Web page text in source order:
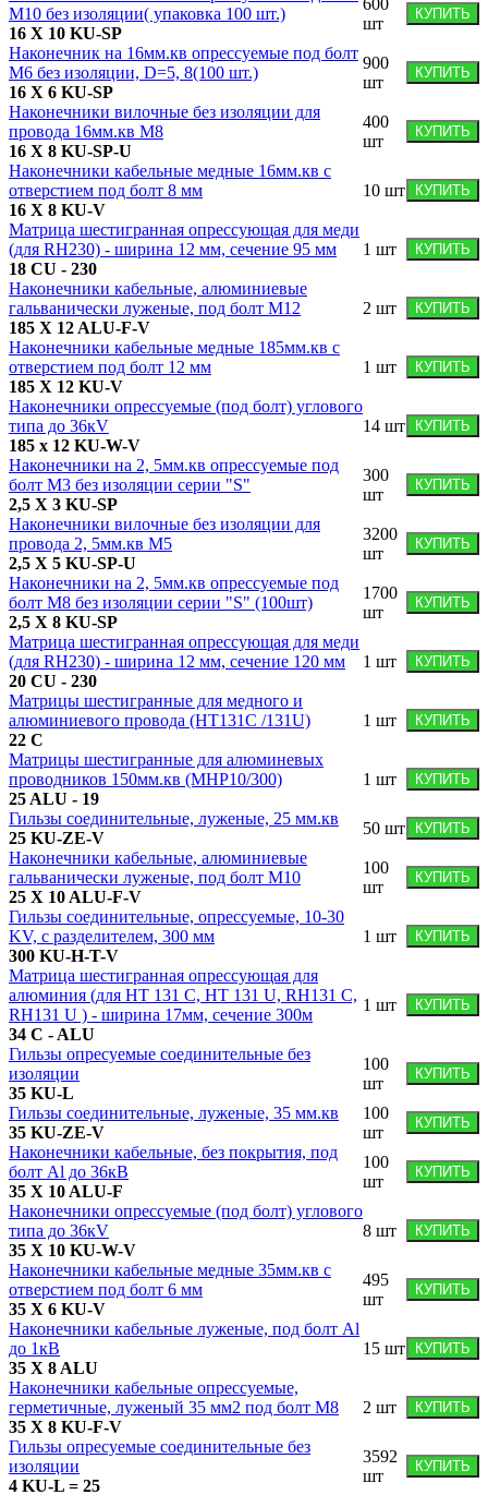
M10 без изоляции( упаковка 100 шт.)
16 X 10 KU-SP
600
шт
КУПИТЬ
Наконечник на 16мм.кв опрессуемые под болт
M6 без изоляции, D=5, 8(100 шт.)
16 X 6 KU-SP
900
шт
КУПИТЬ
Наконечники вилочные без изоляции для
провода 16мм.кв М8
16 X 8 KU-SP-U
400
шт
КУПИТЬ
Наконечники кабельные медные 16мм.кв с
отверстием под болт 8 мм
16 X 8 KU-V
10 шт КУПИТЬ
Матрица шестигранная опрессующая для меди
(для RH230) - ширина 12 мм, сечение 95 мм
18 CU - 230
1 шт КУПИТЬ
Наконечники кабельные, алюминиевые
гальванически луженые, под болт М12
185 X 12 ALU-F-V
2 шт КУПИТЬ
Наконечники кабельные медные 185мм.кв с
отверстием под болт 12 мм
185 X 12 KU-V
1 шт КУПИТЬ
Наконечники опрессуемые (под болт) углового
типа до 36кV
185 х 12 KU-W-V
14 шт КУПИТЬ
Наконечники на 2, 5мм.кв опрессуемые под
болт M3 без изоляции серии "S"
2,5 X 3 KU-SP
300
шт
КУПИТЬ
Наконечники вилочные без изоляции для
провода 2, 5мм.кв М5
2,5 X 5 KU-SP-U
3200
шт
КУПИТЬ
Наконечники на 2, 5мм.кв опрессуемые под
болт M8 без изоляции серии "S" (100шт)
2,5 X 8 KU-SP
1700
шт
КУПИТЬ
Матрица шестигранная опрессующая для меди
(для RH230) - ширина 12 мм, сечение 120 мм
20 CU - 230
1 шт КУПИТЬ
Матрицы шестигранные для медного и
алюминиевого провода (HT131C /131U)
22 C
1 шт КУПИТЬ
Матрицы шестигранные для алюминевых
проводников 150мм.кв (MHP10/300)
25 ALU - 19
1 шт КУПИТЬ
Гильзы соединительные, луженые, 25 мм.кв
25 KU-ZE-V
50 шт КУПИТЬ
Наконечники кабельные, алюминиевые
гальванически луженые, под болт М10
25 X 10 ALU-F-V
100
шт
КУПИТЬ
Гильзы соединительные, опрессуемые, 10-30
KV, с разделителем, 300 мм
300 KU-H-T-V
1 шт КУПИТЬ
Матрица шестигранная опрессующая для
алюминия (для HT 131 C, HT 131 U, RH131 C,
RH131 U ) - ширина 17мм, сечение 300м
34 C - ALU
1 шт КУПИТЬ
Гильзы опресуемые соединительные без
изоляции
35 KU-L
100
шт
КУПИТЬ
Гильзы соединительные, луженые, 35 мм.кв
35 KU-ZE-V
100
шт
КУПИТЬ
Наконечники кабельные, без покрытия, под
болт Al до 36кВ
35 X 10 ALU-F
100
шт
КУПИТЬ
Наконечники опрессуемые (под болт) углового
типа до 36кV
35 X 10 KU-W-V
8 шт КУПИТЬ
Наконечники кабельные медные 35мм.кв с
отверстием под болт 6 мм
35 X 6 KU-V
495
шт
КУПИТЬ
Наконечники кабельные луженые, под болт Al
до 1кВ
35 X 8 ALU
15 шт КУПИТЬ
Наконечники кабельные опрессуемые,
герметичные, луженый 35 мм2 под болт М8
35 X 8 KU-F-V
2 шт КУПИТЬ
Гильзы опресуемые соединительные без
изоляции
4 KU-L = 25
3592
шт
КУПИТЬ